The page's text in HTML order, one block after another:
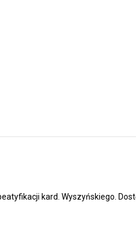
kard. Wyszyńskiego.